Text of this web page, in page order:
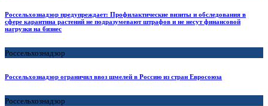
Россельхознадзор предупреждает: Профилактические визиты и обследования в
сфере карантина растений не подразумевают штрафов и не несут финансовой
нагрузки на бизнес
Россельхознадзор
Россельхознадзор ограничил ввоз шмелей в Россию из стран Евросоюза
Россельхознадзор